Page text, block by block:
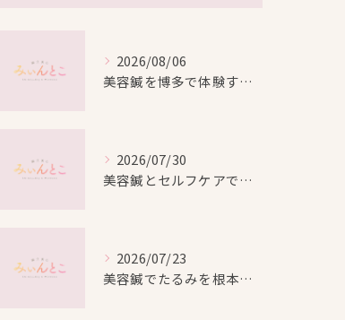
2026/08/06
美容鍼を博多で体験する際の効果や安全性と料金比較徹底ガイド
2026/07/30
美容鍼とセルフケアで叶える愛知県名古屋市北区米が瀬町の新しい美しさ
2026/07/23
美容鍼でたるみを根本から改善し自然なリフトアップを叶える方法